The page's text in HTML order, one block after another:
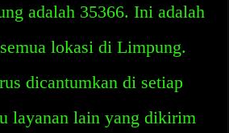
adalah 35366. Ini adalah
lokasi di Limpung.
dicantumkan di setiap
layanan lain yang dikirim